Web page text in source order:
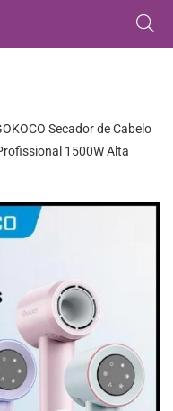
Secador de Cabelo
1500W Alta